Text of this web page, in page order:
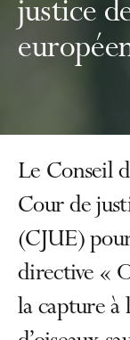
justice
Le Conseil
Cour de
(CJUE)
directive «
la capture à